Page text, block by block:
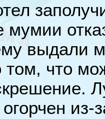
мумии
выдали
том, что
огорчен из-